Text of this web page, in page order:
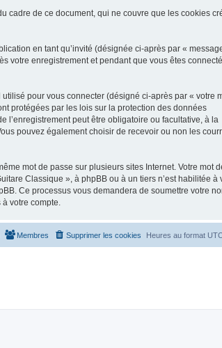
cadre de ce document, qui ne couvre que les cookies
en tant qu’invité (désignée ci-après par «
votre enregistrement et pendant que vous êtes connecté
pour vous connecter (désigné ci-après par « votre
protégées par les lois sur la protection des données
l’enregistrement peut être obligatoire ou facultative, à la
pouvez également choisir de recevoir ou non les
mot de passe sur plusieurs sites Internet. Votre mot
Classique », à phpBB ou à un tiers n’est habilitée à
Ce processus vous demandera de soumettre votre
votre compte.
Heures au format
Supprimer les cookies
Membres